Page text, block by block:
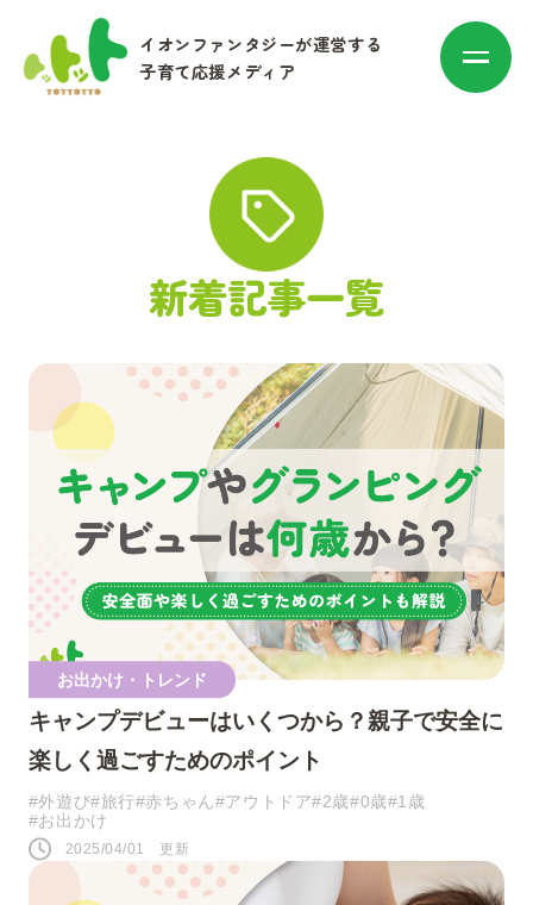
イオンファンタジーが運営する
子育て応援メディア
カテゴリ別に探す
マネー
お出かけ・トレンド
その他
人気のキーワード
#0歳 #悩み #寝かしつけ
#1歳 #行事・イベント #赤ちゃん
#育児の不安
#おうち遊び #コミュニケーション
新着記事一覧
お出かけ・トレンド
キャンプデビューはいくつから？親子で安全に
楽しく過ごすためのポイント
#外遊び#旅行#赤ちゃん#アウトドア#2歳#0歳#1歳
#お出かけ
2025/04/01 更新